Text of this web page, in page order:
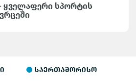
- ყველაფერი სპორტის
საერთაშორისო